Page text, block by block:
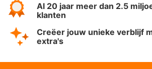
Al 20 jaar meer dan 2.5
klanten
Creëer jouw unieke verblijf
extra's